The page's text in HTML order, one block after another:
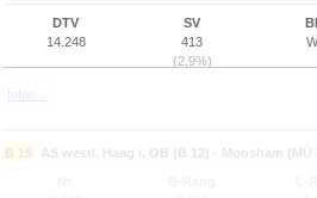
DTV
14.248
SV
413
(2,9%)
Infos...
B 15 AS westl. Haag i. OB (B 12) - Moosham (MÜ